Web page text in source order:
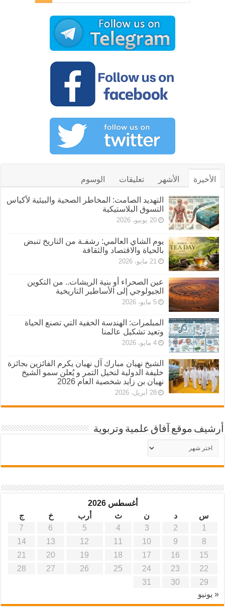
الأخيرة الأشهر تعليقات الوسوم
التهديد الصامت: المخاطر الصحية والبيئية لأكياس
التسوق البلاستيكية
20 يونيو، 2026
يوم الشاي العالمي: رشفـة من التاريخ تنبض
بالحياة والاقتصاد والثقافة
21 مايو، 2026
عين الصحراء أو بنية الريشات.. من التكوين
الجيولوجي إلى الأساطير التاريخية
5 مايو، 2026
المبلمرات: الهندسة الخفية التي تصنع الحياة
وتعيد تشكيل عالمنا
4 مايو، 2026
الشيخ نهيان مبارك آل نهيان يكرم الفائزين بجائزة
خليفة الدولية لنخيل التمر و يُعلن سمو الشيخ
نهيان بن زايد شخصية العام 2026
28 أبريل، 2026
أرشيف موقع آفاق علمية وتربوية
أرشيف
موقع
أغسطس 2026
س
د ن ث أرب خ
ج
1
2
3
4
5
6
7
8
9
10
11
12
13
14
15
16
17
18
19
20
21
22
23
24
25
26
27
28
29
30
31
« يونيو